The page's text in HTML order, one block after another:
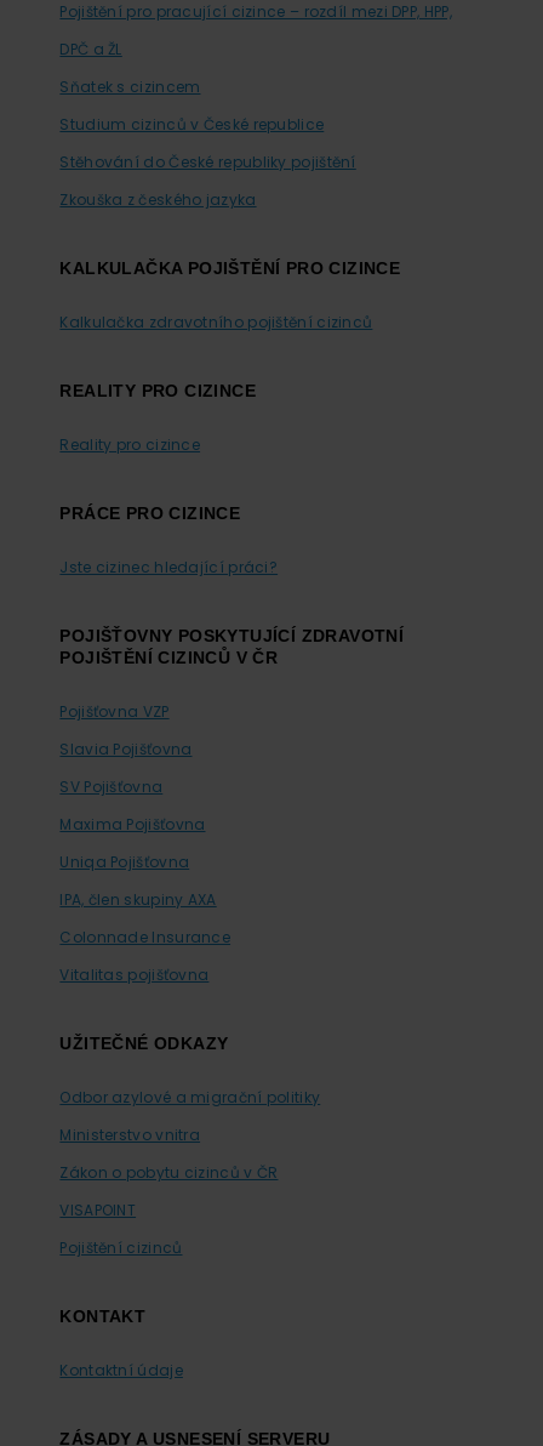
Pojištění pro pracující cizince – rozdíl mezi DPP, HPP,
DPČ a ŽL
Sňatek s cizincem
Studium cizinců v České republice
Stěhování do České republiky pojištění
Zkouška z českého jazyka
KALKULAČKA POJIŠTĚNÍ PRO CIZINCE
Kalkulačka zdravotního pojištění cizinců
REALITY PRO CIZINCE
Reality pro cizince
PRÁCE PRO CIZINCE
Jste cizinec hledající práci?
POJIŠŤOVNY POSKYTUJÍCÍ ZDRAVOTNÍ
POJIŠTĚNÍ CIZINCŮ V ČR
Pojišťovna VZP
Slavia Pojišťovna
SV Pojišťovna
Maxima Pojišťovna
Uniqa Pojišťovna
IPA, člen skupiny AXA
Colonnade Insurance
Vitalitas pojišťovna
UŽITEČNÉ ODKAZY
Odbor azylové a migrační politiky
Ministerstvo vnitra
Zákon o pobytu cizinců v ČR
VISAPOINT
Pojištění cizinců
KONTAKT
Kontaktní údaje
ZÁSADY A USNESENÍ SERVERU